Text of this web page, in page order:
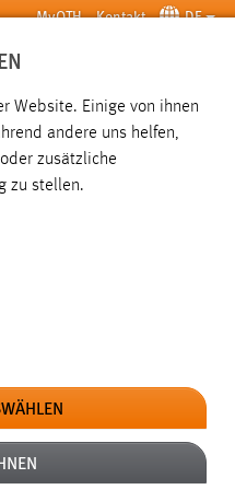
MyOTH Kontakt DE
SUCHE
Website. Einige von ihnen
andere uns helfen,
zusätzliche
zu stellen.